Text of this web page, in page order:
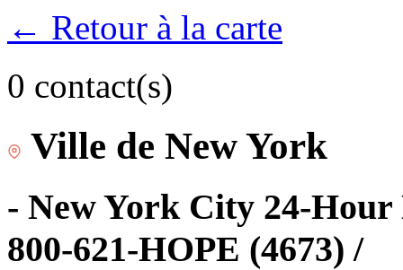
← Retour à la carte
0 contact(s)
Ville de New York
- New York City 24-
800-621-HOPE (4673) /